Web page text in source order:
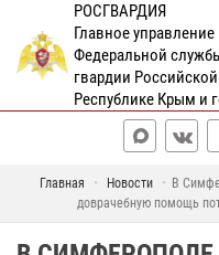
РОСГВАРДИЯ
Главное управление
Федеральной
гвардии
Республике Крым и
Главная Новости
В
доврачебную помощь